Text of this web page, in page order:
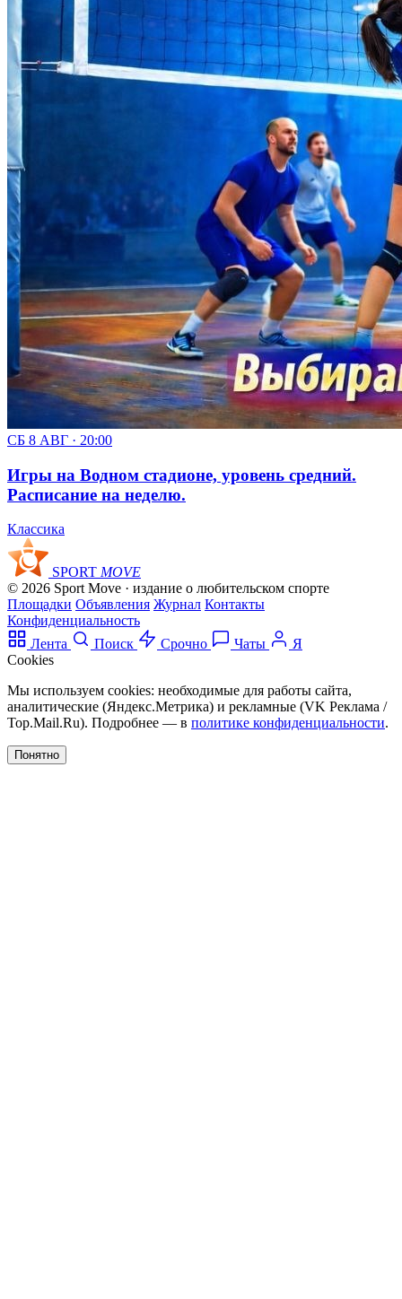
СБ 8 АВГ · 20:00
Игры на Водном стадионе, уровень средний.
Расписание на неделю.
Классика
SPORT MOVE
© 2026 Sport Move · издание о любительском спорте
Площадки Объявления Журнал Контакты
Конфиденциальность
Лента
Поиск Срочно Чаты
Я
Cookies
Мы используем cookies: необходимые для работы сайта,
аналитические (Яндекс.Метрика) и рекламные (VK Реклама /
Top.Mail.Ru). Подробнее — в политике конфиденциальности.
Понятно